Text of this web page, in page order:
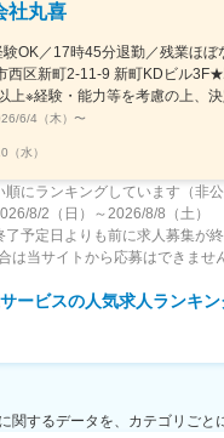
社丸喜
OK／17時45分退勤／残業ほぼ
上※経験・能力等を考慮の上、決
6/4（木） 〜
（水）
にランキングしています（非公
8/2（日）～2026/8/8（土）
了予定日よりも前に求人募集が
は当サイトから応募はできませ
ービスの人気求人ランキ
関するデータを、カテゴリごと